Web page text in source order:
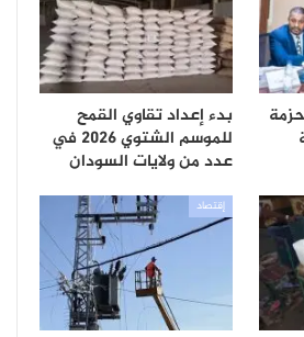
بدء إعداد تقاوي القمح
للموسم الشتوي 2026 في
عدد من ولايات السودان
إقتصاد